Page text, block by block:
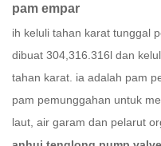
pam empar
ih keluli tahan karat tunggal
dibuat 304,316.316l dan
tahan karat. ia adalah pam
pam pemunggahan untuk
laut, air garam dan pelarut